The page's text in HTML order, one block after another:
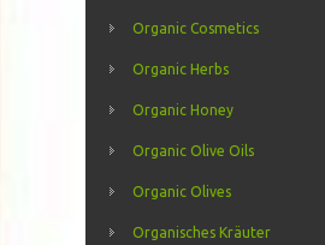
Organic Cosmetics
Organic Herbs
Organic Honey
Organic Olive Oils
Organic Olives
Organisches Kräuter